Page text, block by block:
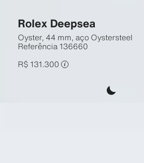
Rolex Deepsea
Oyster, 44 mm, aço Oystersteel
Referência136660
R$ 131.300